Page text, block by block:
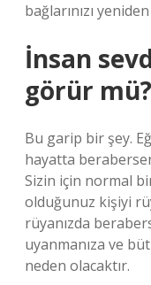
bağlarınızı
İnsan
görür mü?
Bu garip bir şey.
hayatta
Sizin için normal
olduğunuz kişiyi
rüyanızda
uyanmanıza ve
neden olacaktır.